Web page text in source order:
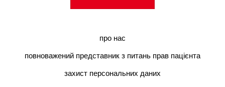
про нас
повноважений представник з питань прав пацієнта
захист персональних даних